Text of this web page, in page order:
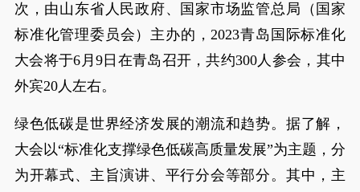
次，由山东省人民政府、国家市场监管总局（国家
标准化管理委员会）主办的，2023青岛国际标准化
大会将于6月9日在青岛召开，共约300人参会，其中
外宾20人左右。
绿色低碳是世界经济发展的潮流和趋势。据了解，
大会以“标准化支撑绿色低碳高质量发展”为主题，分
为开幕式、主旨演讲、平行分会等部分。其中，主